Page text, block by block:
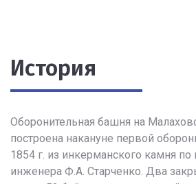
История
Оборонительная башня на
построена накануне первой
1854 г. из инкерманского камня по
инженера Ф.А. Старченко. Два